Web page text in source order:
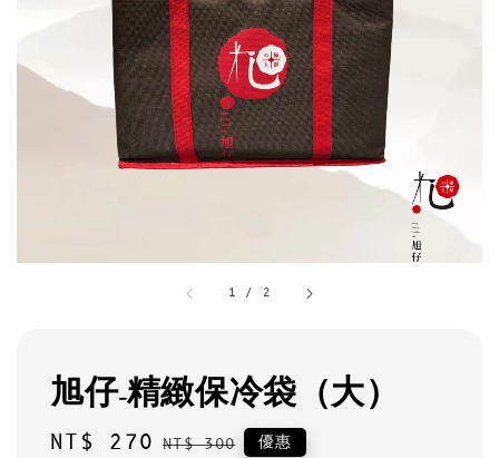
1 / 2
旭仔-精緻保冷袋（大）
Sale
NT$ 270 Regular
NT$ 300 優惠